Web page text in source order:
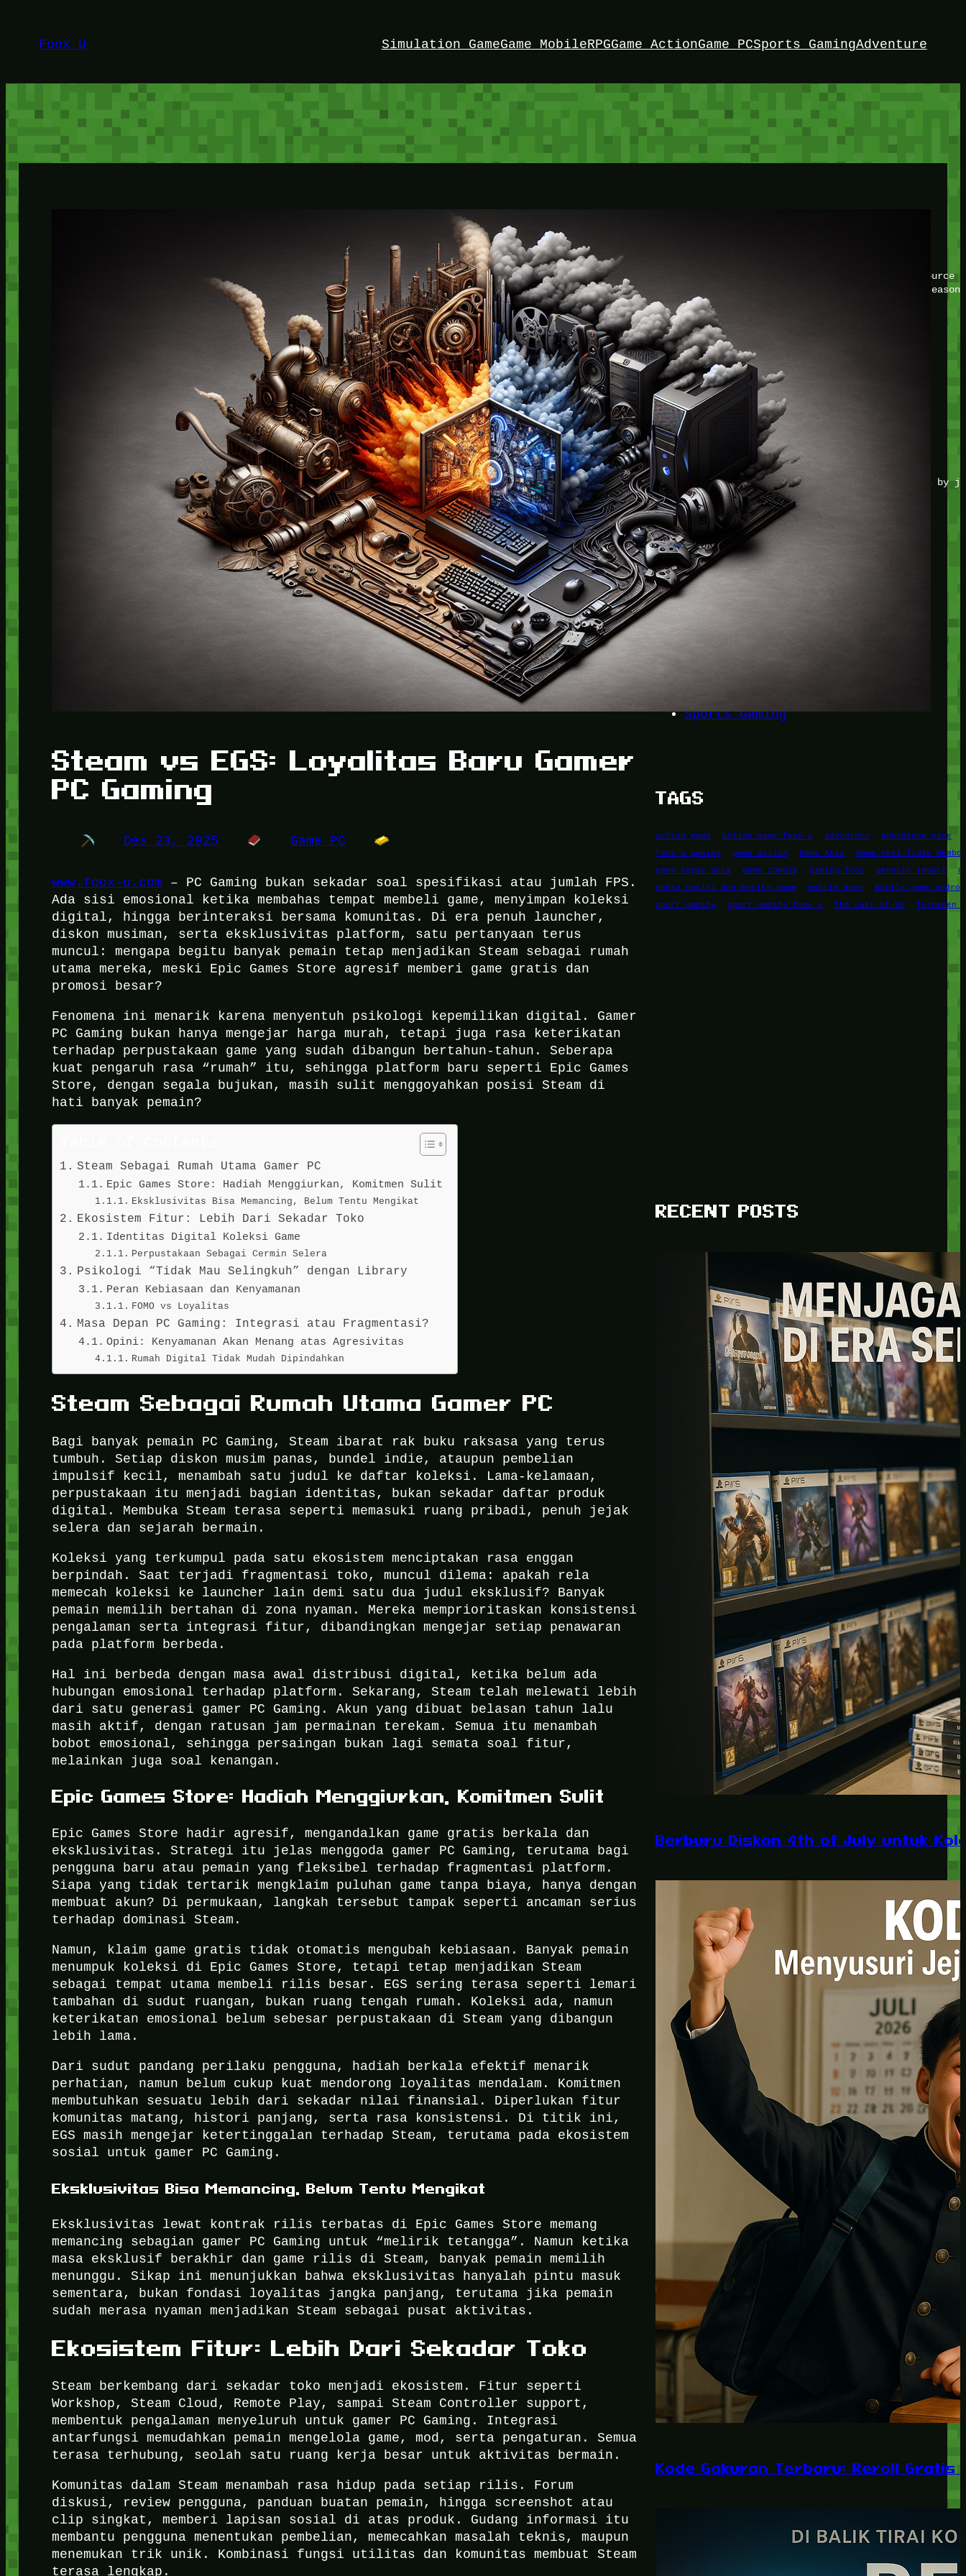
kontenFoox U Simulation GameGame MobileRPGGame ActionGame PCSports GamingAdventure
Steam vs EGS: Loyalitas Baru Gamer
PC Gaming
Des 23, 2025 Game PC
www.foox-u.com – PC Gaming bukan sekadar soal spesifikasi atau jumlah FPS.
Ada sisi emosional ketika membahas tempat membeli game, menyimpan koleksi
digital, hingga berinteraksi bersama komunitas. Di era penuh launcher,
diskon musiman, serta eksklusivitas platform, satu pertanyaan terus
muncul: mengapa begitu banyak pemain tetap menjadikan Steam sebagai rumah
utama mereka, meski Epic Games Store agresif memberi game gratis dan
promosi besar?
Fenomena ini menarik karena menyentuh psikologi kepemilikan digital. Gamer
PC Gaming bukan hanya mengejar harga murah, tetapi juga rasa keterikatan
terhadap perpustakaan game yang sudah dibangun bertahun-tahun. Seberapa
kuat pengaruh rasa “rumah” itu, sehingga platform baru seperti Epic Games
Store, dengan segala bujukan, masih sulit menggoyahkan posisi Steam di
hati banyak pemain?
Steam Sebagai Rumah Utama Gamer PC
Epic Games Store: Hadiah Menggiurkan, Komitmen Sulit
Eksklusivitas Bisa Memancing, Belum Tentu Mengikat
Ekosistem Fitur: Lebih Dari Sekadar Toko
Identitas Digital Koleksi Game
Perpustakaan Sebagai Cermin Selera
Psikologi “Tidak Mau Selingkuh” dengan Library
Peran Kebiasaan dan Kenyamanan
FOMO vs Loyalitas
Masa Depan PC Gaming: Integrasi atau Fragmentasi?
Opini: Kenyamanan Akan Menang atas Agresivitas
Rumah Digital Tidak Mudah Dipindahkan
Steam Sebagai Rumah Utama Gamer PC
Bagi banyak pemain PC Gaming, Steam ibarat rak buku raksasa yang terus
tumbuh. Setiap diskon musim panas, bundel indie, ataupun pembelian
impulsif kecil, menambah satu judul ke daftar koleksi. Lama-kelamaan,
perpustakaan itu menjadi bagian identitas, bukan sekadar daftar produk
digital. Membuka Steam terasa seperti memasuki ruang pribadi, penuh jejak
selera dan sejarah bermain.
Koleksi yang terkumpul pada satu ekosistem menciptakan rasa enggan
berpindah. Saat terjadi fragmentasi toko, muncul dilema: apakah rela
memecah koleksi ke launcher lain demi satu dua judul eksklusif? Banyak
pemain memilih bertahan di zona nyaman. Mereka memprioritaskan konsistensi
pengalaman serta integrasi fitur, dibandingkan mengejar setiap penawaran
pada platform berbeda.
Hal ini berbeda dengan masa awal distribusi digital, ketika belum ada
hubungan emosional terhadap platform. Sekarang, Steam telah melewati lebih
dari satu generasi gamer PC Gaming. Akun yang dibuat belasan tahun lalu
masih aktif, dengan ratusan jam permainan terekam. Semua itu menambah
bobot emosional, sehingga persaingan bukan lagi semata soal fitur,
melainkan juga soal kenangan.
Epic Games Store: Hadiah Menggiurkan, Komitmen Sulit
Epic Games Store hadir agresif, mengandalkan game gratis berkala dan
eksklusivitas. Strategi itu jelas menggoda gamer PC Gaming, terutama bagi
pengguna baru atau pemain yang fleksibel terhadap fragmentasi platform.
Siapa yang tidak tertarik mengklaim puluhan game tanpa biaya, hanya dengan
membuat akun? Di permukaan, langkah tersebut tampak seperti ancaman serius
terhadap dominasi Steam.
Namun, klaim game gratis tidak otomatis mengubah kebiasaan. Banyak pemain
menumpuk koleksi di Epic Games Store, tetapi tetap menjadikan Steam
sebagai tempat utama membeli rilis besar. EGS sering terasa seperti lemari
tambahan di sudut ruangan, bukan ruang tengah rumah. Koleksi ada, namun
keterikatan emosional belum sebesar perpustakaan di Steam yang dibangun
lebih lama.
Dari sudut pandang perilaku pengguna, hadiah berkala efektif menarik
perhatian, namun belum cukup kuat mendorong loyalitas mendalam. Komitmen
membutuhkan sesuatu lebih dari sekadar nilai finansial. Diperlukan fitur
komunitas matang, histori panjang, serta rasa konsistensi. Di titik ini,
EGS masih mengejar ketertinggalan terhadap Steam, terutama pada ekosistem
sosial untuk gamer PC Gaming.
Eksklusivitas Bisa Memancing, Belum Tentu Mengikat
Eksklusivitas lewat kontrak rilis terbatas di Epic Games Store memang
memancing sebagian gamer PC Gaming untuk “melirik tetangga”. Namun ketika
masa eksklusif berakhir dan game rilis di Steam, banyak pemain memilih
menunggu. Sikap ini menunjukkan bahwa eksklusivitas hanyalah pintu masuk
sementara, bukan fondasi loyalitas jangka panjang, terutama jika pemain
sudah merasa nyaman menjadikan Steam sebagai pusat aktivitas.
Ekosistem Fitur: Lebih Dari Sekadar Toko
Steam berkembang dari sekadar toko menjadi ekosistem. Fitur seperti
Workshop, Steam Cloud, Remote Play, sampai Steam Controller support,
membentuk pengalaman menyeluruh untuk gamer PC Gaming. Integrasi
antarfungsi memudahkan pemain mengelola game, mod, serta pengaturan. Semua
terasa terhubung, seolah satu ruang kerja besar untuk aktivitas bermain.
Komunitas dalam Steam menambah rasa hidup pada setiap rilis. Forum
diskusi, review pengguna, panduan buatan pemain, hingga screenshot atau
clip singkat, memberi lapisan sosial di atas produk. Gudang informasi itu
membantu pengguna menentukan pembelian, memecahkan masalah teknis, maupun
menemukan trik unik. Kombinasi fungsi utilitas dan komunitas membuat Steam
terasa lengkap.
I’m Bedrock. Discover the ultimate Minetest
your game with insider knowledge and tips from
Twitch X TikTok Facebook Instagram
JOIN THE CLUB
Stay updated with our latest tips and other news by
CATEGORIES
Adventure
Game Action
Game Mobile
Game PC
RPG
Sports Gaming
TAGS
action game action game foox-u adventure adventure game
foox u gaming
game action Game Aksi
Game Aksi Tidak
game sepak bola
Game Zombie gaming foox Genshin Impact
Media Sosial dan Berita Game
mobile game
mobile game
sport gaming
sport gaming foox u The Last of Us Turnamen
RECENT POSTS
Berburu Diskon 4th of July untuk
Kode Gakuran Terbaru: Reroll Gratis